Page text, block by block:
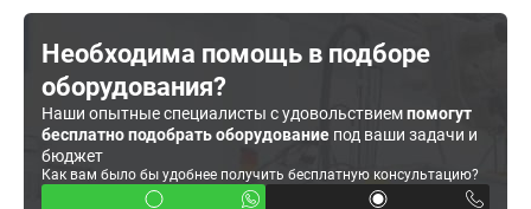
Необходима помощь в подборе
оборудования?
Наши опытные специалисты с удовольствиемпомогут
бесплатно подобрать оборудование под ваши задачи и
бюджет
Как вам было бы удобнее получить бесплатную консультацию?